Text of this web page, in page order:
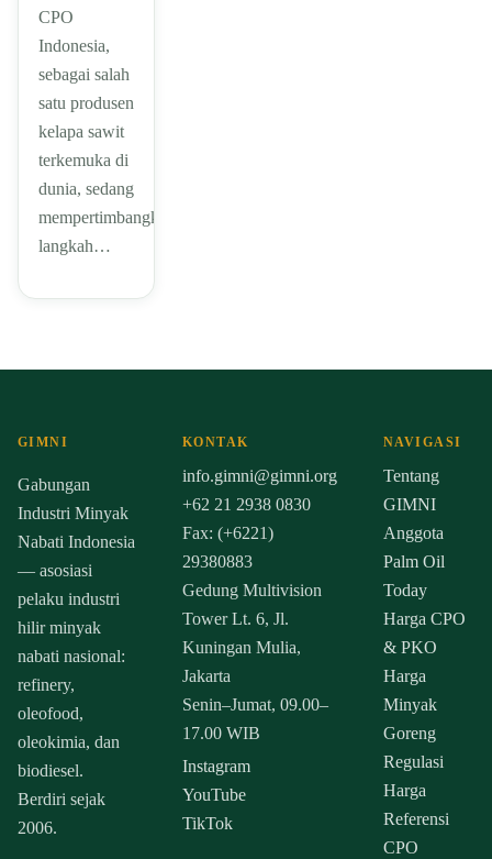
CPO
Indonesia,
sebagai salah
satu produsen
kelapa sawit
terkemuka di
dunia, sedang
mempertimbangkan
langkah…
GIMNI
Gabungan
Industri Minyak
Nabati Indonesia
— asosiasi
pelaku industri
hilir minyak
nabati nasional:
refinery,
oleofood,
oleokimia, dan
biodiesel.
Berdiri sejak
2006.
KONTAK
info.gimni@gimni.org
+62 21 2938 0830
Fax: (+6221)
29380883
Gedung Multivision
Tower Lt. 6, Jl.
Kuningan Mulia,
Jakarta
Senin–Jumat, 09.00–
17.00 WIB
Instagram
YouTube
TikTok
NAVIGASI
Tentang
GIMNI
Anggota
Palm Oil
Today
Harga CPO
& PKO
Harga
Minyak
Goreng
Regulasi
Harga
Referensi
CPO